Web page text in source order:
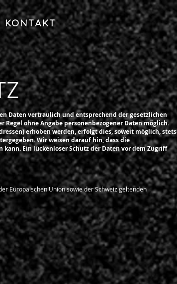
Kontakt
Daten vertraulich und entsprechend der gesetzlichen
ohne Angabe personenbezogener Daten möglich.
erhoben werden, erfolgt dies, soweit möglich, stets
Wir weisen darauf hin, dass die
Ein lückenloser Schutz der Daten vor dem Zugriff
Europäischen Union sowie der Schweiz geltenden